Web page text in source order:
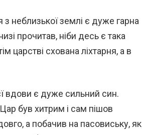
неблизької землі є дуже гарна
прочитав, ніби десь є така
царстві схована ліхтарня, а в
вдови є дуже сильний син.
був хитрим і сам пішов
а побачив на пасовиську, як